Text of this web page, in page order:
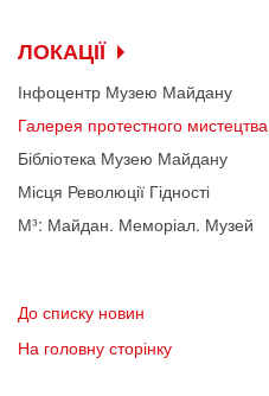
ЛОКАЦІЇ
Інфоцентр Музею Майдану
Галерея протестного мистецтва
Бібліотека Музею Майдану
Місця Революції Гідності
М³: Майдан. Меморіал. Музей
До списку новин
На головну сторінку